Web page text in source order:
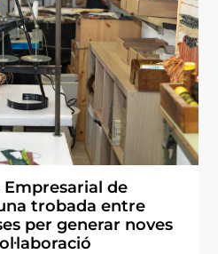
de
trobada entre
per generar noves